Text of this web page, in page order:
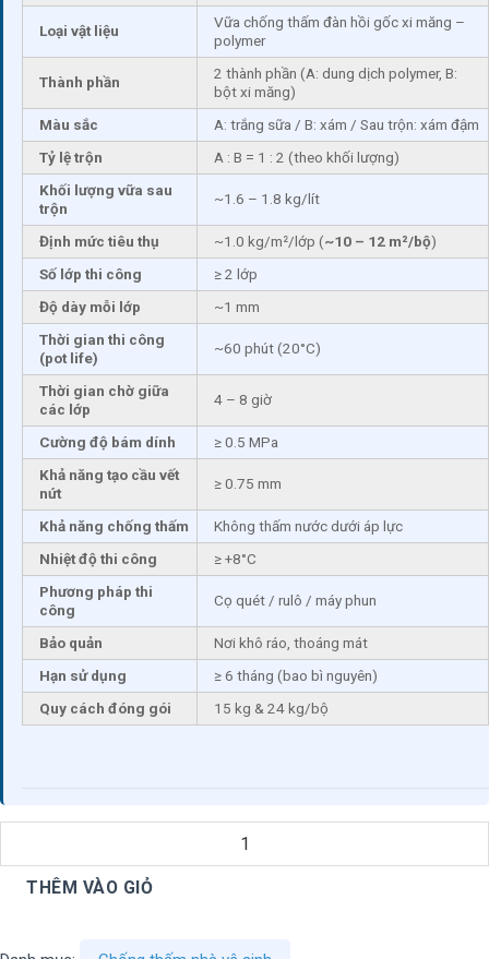
Loại vật liệu
Vữa chống thấm đàn hồi gốc xi măng –
polymer
Thành phần
2 thành phần (A: dung dịch polymer, B:
bột xi măng)
Màu sắc
A: trắng sữa / B: xám / Sau trộn: xám đậm
Tỷ lệ trộn
A : B = 1 : 2 (theo khối lượng)
Khối lượng vữa sau
trộn
~1.6 – 1.8 kg/lít
Định mức tiêu thụ ~1.0 kg/m²/lớp (~10 – 12 m²/bộ)
Số lớp thi công
≥ 2 lớp
Độ dày mỗi lớp
~1 mm
Thời gian thi công
(pot life)
~60 phút (20°C)
Thời gian chờ giữa
các lớp
4 – 8 giờ
Cường độ bám dính
≥ 0.5 MPa
Khả năng tạo cầu vết
nứt
≥ 0.75 mm
Khả năng chống thấm
Không thấm nước dưới áp lực
Nhiệt độ thi công
≥ +8°C
Phương pháp thi
công
Cọ quét / rulô / máy phun
Bảo quản
Nơi khô ráo, thoáng mát
Hạn sử dụng
≥ 6 tháng (bao bì nguyên)
Quy cách đóng gói
15 kg & 24 kg/bộ
THÊM VÀO GIỎ